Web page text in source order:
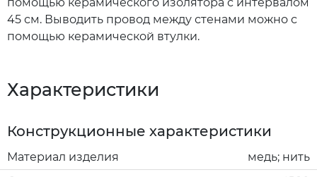
45 см. Выводить провод между стенами можно с
помощью керамической втулки.
Характеристики
Конструкционные характеристики
Материал изделия
медь; нить